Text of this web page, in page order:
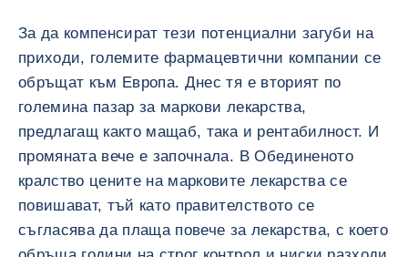
За да компенсират тези потенциални загуби на
приходи, големите фармацевтични компании се
обръщат към Европа. Днес тя е вторият по
големина пазар за маркови лекарства,
предлагащ както мащаб, така и рентабилност. И
промяната вече е започнала. В Обединеното
кралство цените на марковите лекарства се
повишават, тъй като правителството се
съгласява да плаща повече за лекарства, с което